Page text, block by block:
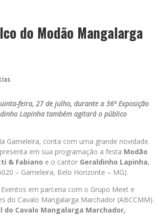
PROJETA CULTURA ABRE INSCRIÇÕES GRATUITAS EM SÃO JOÃO DEL-REI PARA OFICINAS DE ELABORAÇÃO DE PROJETOS CULTURAIS E INTELIGÊNCIA ARTIFICIAL
do Modão Mangalarga
feira, 27 de julho, durante a 36ª Exposição
Lapinha também agitará o público
Gameleira, conta com uma grande novidade.
em sua programação a festa Modão
& Fabiano e o cantor Geraldinho Lapinha,
– Gameleira, Belo Horizonte – MG).
em parceria com o Grupo Meet e
do Cavalo Mangalarga Marchador (ABCCMM).
do Cavalo Mangalarga Marchador,